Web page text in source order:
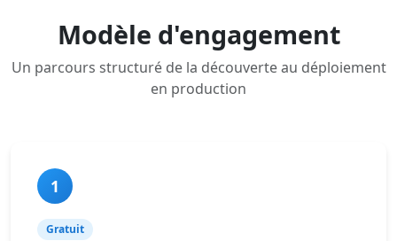
Modèle d'engagement
Un parcours structuré de la découverte au déploiement
en production
1
Gratuit